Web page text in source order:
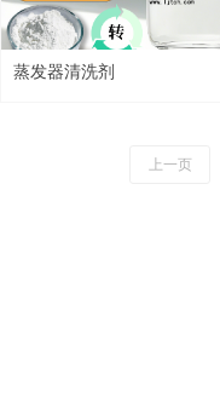
蒸发器清洗剂
上一页